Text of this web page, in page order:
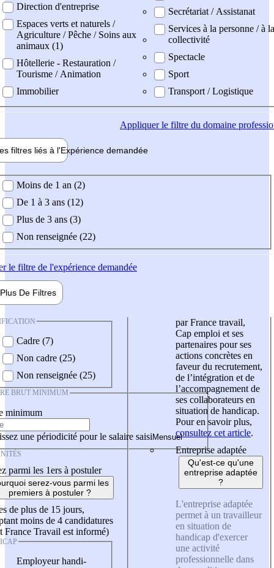
Direction d'entreprise
Espaces verts et naturels /
Agriculture / Pêche / Soins aux
animaux (1)
Hôtellerie - Restauration /
Tourisme / Animation
Immobilier
Secrétariat / Assistanat
Services à la personne / à la
collectivité
Spectacle
Sport
Transport / Logistique
Appliquerle filtre du domaine
filtres liés à l'Expérience demandée
demandée
Moins de 1 an (2)
De 1 à 3 ans (12)
Plus de 3 ans (3)
Non renseignée (22)
le filtre de l'expérience demandée
Plus De Filtres
Cadre (7)
Non cadre (25)
Non renseignée (25)
BRUT MINIMUM
minimum
une périodicité pour le salaire saisi
parmi les 1ers à postuler
serez-vous parmi les
premiers à postuler ?
de plus de 15 jours,
moins de 4 candidatures
France Travail est informé)
Employeur handi-
par France travail,
Cap emploi et ses
partenaires pour ses
actions concrètes en
faveur du recrutement,
de l’intégration et de
l’accompagnement de
ses collaborateurs en
situation de handicap.
Pour en savoir plus,
consultez cet article.
Entreprise adaptée
Qu'est-ce qu'une
entreprise adaptée
?
L'entreprise adaptée
permet à un travailleur
en situation de
handicap d'exercer
une activité
professionnelle dans